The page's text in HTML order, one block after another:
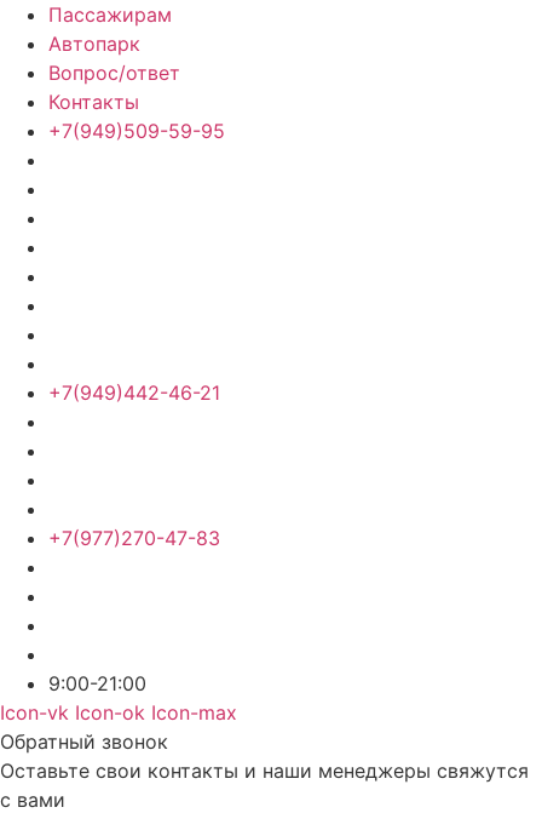
Пассажирам
Автопарк
Вопрос/ответ
Контакты
+7(949)509-59-95
+7(949)442-46-21
+7(977)270-47-83
9:00-21:00
Icon-vk Icon-ok Icon-max
Обратный звонок
Оставьте свои контакты и наши менеджеры свяжутся
с вами